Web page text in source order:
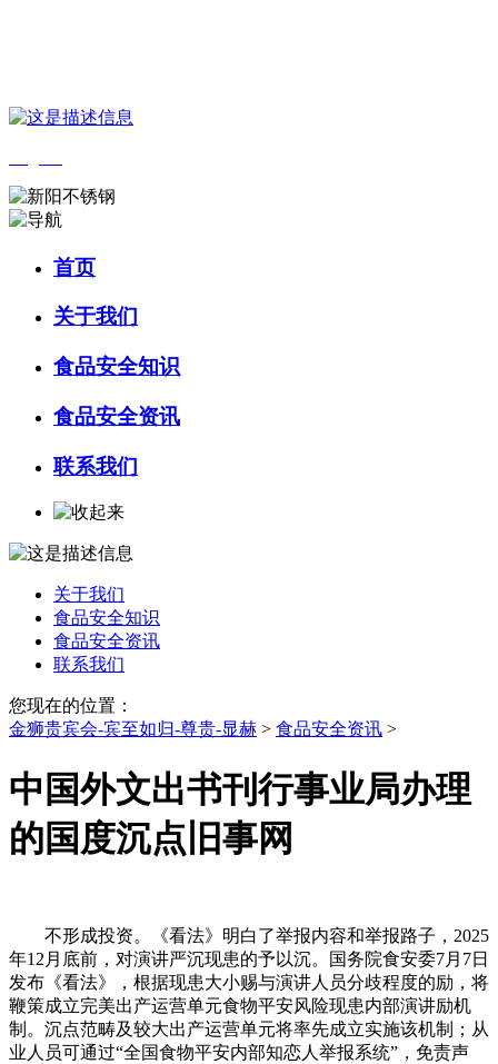
首页
关于我们
食品安全知识
食品安全资讯
联系我们
关于我们
食品安全知识
食品安全资讯
联系我们
您现在的位置：
金狮贵宾会-宾至如归-尊贵-显赫 > 食品安全资讯 >
中国外文出书刊行事业局办理
的国度沉点旧事网
不形成投资。《看法》明白了举报内容和举报路子，2025
年12月底前，对演讲严沉现患的予以沉。国务院食安委7月7日
发布《看法》，根据现患大小赐与演讲人员分歧程度的励，将
鞭策成立完美出产运营单元食物平安风险现患内部演讲励机
制。沉点范畴及较大出产运营单元将率先成立实施该机制；从
业人员可通过“全国食物平安内部知恋人举报系统”，免责声